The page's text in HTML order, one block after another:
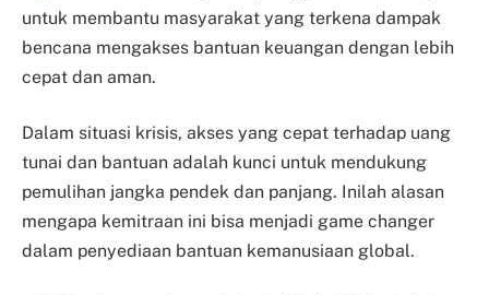
untuk membantu masyarakat yang terkena dampak
bencana mengakses bantuan keuangan dengan lebih
cepat dan aman.
Dalam situasi krisis, akses yang cepat terhadap uang
tunai dan bantuan adalah kunci untuk mendukung
pemulihan jangka pendek dan panjang. Inilah alasan
mengapa kemitraan ini bisa menjadi game changer
dalam penyediaan bantuan kemanusiaan global.